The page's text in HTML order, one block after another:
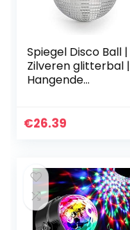
Spiegel Disco Ball |
Zilveren glitterbal |
Hangende
Bijeenkomsten |
€26.39